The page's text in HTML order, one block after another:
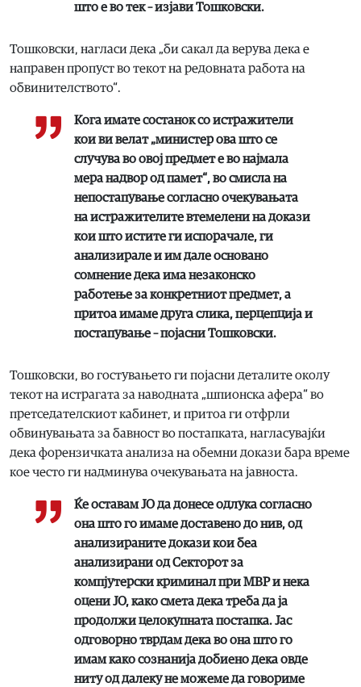
што е во тек – изјави Тошковски.
Тошковски, нагласи дека „би сакал да верува дека е
направен пропуст во текот на редовната работа на
обвинителството“.
Кога имате состанок со истражители
кои ви велат „министер ова што се
случува во овој предмет е во најмала
мера надвор од памет“, во смисла на
непостапување согласно очекувањата
на истражителите втемелени на докази
кои што истите ги испорачале, ги
анализирале и им дале основано
сомнение дека има незаконско
работење за конкретниот предмет, а
притоа имаме друга слика, перцепција и
постапување – појасни Тошковски.
Тошковски, во гостувањето ги појасни деталите околу
текот на истрагата за наводната „шпионска афера“ во
претседателскиот кабинет, и притоа ги отфрли
обвинувањата за бавност во постапката, нагласувајќи
дека форензичката анализа на обемни докази бара време
кое често ги надминува очекувањата на јавноста.
Ќе оставам ЈО да донесе одлука согласно
она што го имаме доставено до нив, од
анализираните докази кои беа
анализирани од Секторот за
компјутерски криминал при МВР и нека
оцени ЈО, како смета дека треба да ја
продолжи целокупната постапка. Јас
одговорно тврдам дека во она што го
имам како сознанија добиено дека овде
ниту од далеку не можеме да говориме